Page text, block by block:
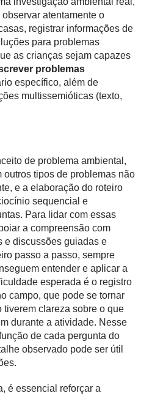
atentamente o
registrar informações de
para problemas
as crianças sejam capazes
problemas
específico, além de
multissemióticas (texto,
de problema ambiental,
tipos de problemas não
e a elaboração do roteiro
sequencial e
Para lidar com essas
a compreensão com
e discussões guiadas e
passo a passo, sempre
entender e aplicar a
esperada é o registro
campo, que pode se tornar
clareza sobre o que
durante a atividade. Nesse
de cada pergunta do
observado pode ser útil
é essencial reforçar a